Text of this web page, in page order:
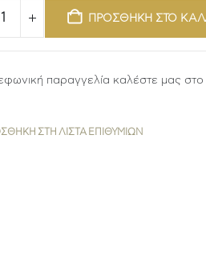
ΠΡΟΣΘΗΚΗ ΣΤΟ
παραγγελία καλέστε μας στο
ΣΤΗ ΛΊΣΤΑ ΕΠΙΘΥΜΙΏΝ